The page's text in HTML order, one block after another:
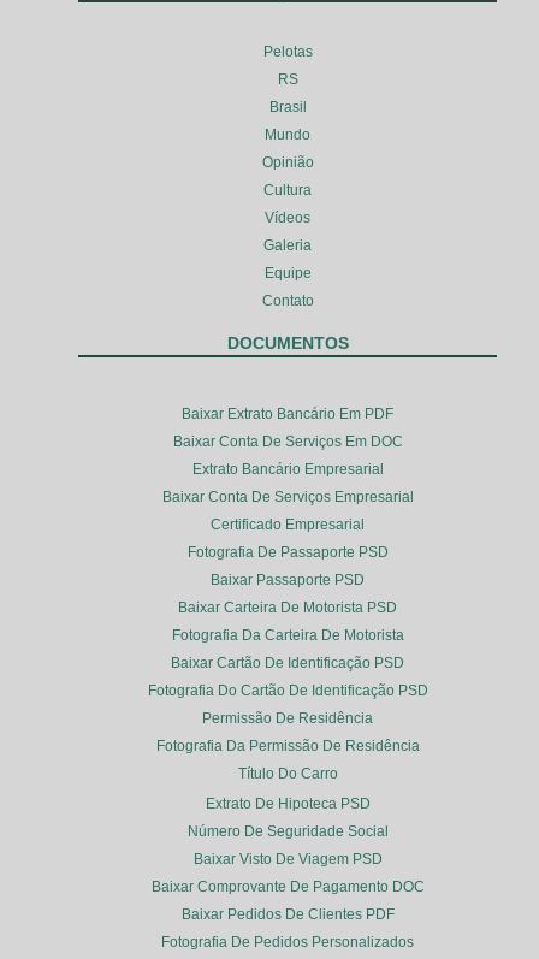
Pelotas
RS
Brasil
Mundo
Opinião
Cultura
Vídeos
Galeria
Equipe
Contato
DOCUMENTOS
Baixar Extrato Bancário Em PDF
Baixar Conta De Serviços Em DOC
Extrato Bancário Empresarial
Baixar Conta De Serviços Empresarial
Certificado Empresarial
Fotografia De Passaporte PSD
Baixar Passaporte PSD
Baixar Carteira De Motorista PSD
Fotografia Da Carteira De Motorista
Baixar Cartão De Identificação PSD
Fotografia Do Cartão De Identificação PSD
Permissão De Residência
Fotografia Da Permissão De Residência
Título Do Carro
Extrato De Hipoteca PSD
Número De Seguridade Social
Baixar Visto De Viagem PSD
Baixar Comprovante De Pagamento DOC
Baixar Pedidos De Clientes PDF
Fotografia De Pedidos Personalizados